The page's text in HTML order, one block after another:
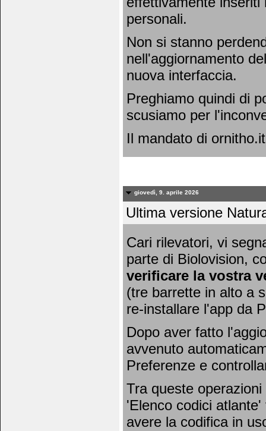
personali.
Non si stanno
nell'aggiornamento
nuova interfaccia.
Preghiamo quindi di
scusiamo per
Il mandato di ornitho.it
giovedì, 9. aprile 2026
Ultima versione
Cari rilevatori, vi
parte di Biolovision,
verificare la vostra
(tre barrette in alto a
re-installare l'app da
Dopo aver fatto
avvenuto
Preferenze e
Tra queste
'Elenco codici
avere la codifica in